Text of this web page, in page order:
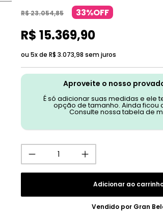
R$23.054,85 33%OFF
R$ 15.369,90
ou 5x de R$ 3.073,98 sem juros
Aproveite o nosso
É só adicionar suas medidas e ele
opção de tamanho. Ainda ficou
Consulte nossa tabela de
Adicionar ao
Vendido por Gran